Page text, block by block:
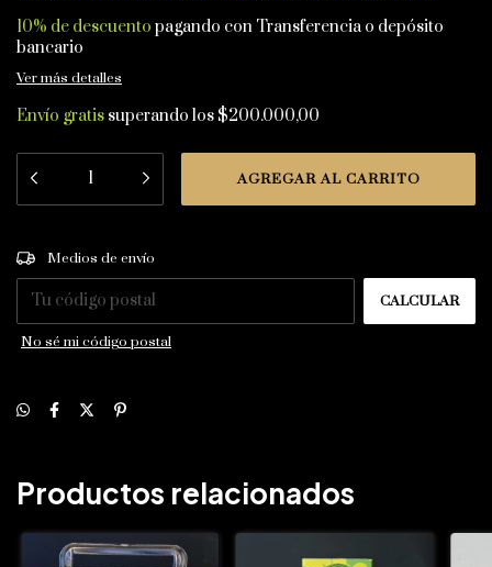
10% de descuento pagando con Transferencia o depósito
bancario
Ver más detalles
Envío gratis superando los $200.000,00
Entregas para el CP:
Medios de envío
CALCULAR
No sé mi código postal
Productos relacionados